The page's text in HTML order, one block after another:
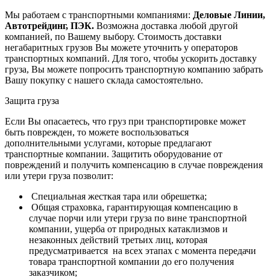
Мы работаем с транспортными компаниями: Деловые Линии,
Автотрейдинг, ПЭК. Возможна доставка любой другой
компанией, по Вашему выбору. Стоимость доставки
негабаритных грузов Вы можете уточнить у операторов
транспортных компаний. Для того, чтобы ускорить доставку
груза, Вы можете попросить транспортную компанию забрать
Вашу покупку с нашего склада самостоятельно.
Защита груза
Если Вы опасаетесь, что груз при транспортировке может
быть поврежден, то можете воспользоваться
дополнительными услугами, которые предлагают
транспортные компании. Защитить оборудование от
повреждений и получить компенсацию в случае повреждения
или утери груза позволит:
Специальная жесткая тара или обрешетка;
Общая страховка, гарантирующая компенсацию в
случае порчи или утери груза по вине транспортной
компании, ущерба от природных катаклизмов и
незаконных действий третьих лиц, которая
предусматривается на всех этапах с момента передачи
товара транспортной компании до его получения
заказчиком;